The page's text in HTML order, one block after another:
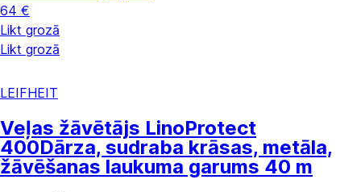
64 €
Likt grozā
Likt grozā
LEIFHEIT
Veļas žāvētājs LinoProtect
400Dārza, sudraba krāsas, metāla,
žāvēšanas laukuma garums 40 m